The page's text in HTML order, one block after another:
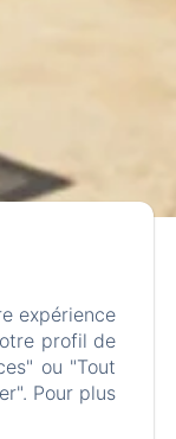
expérience
profil de
ou "Tout
Pour plus